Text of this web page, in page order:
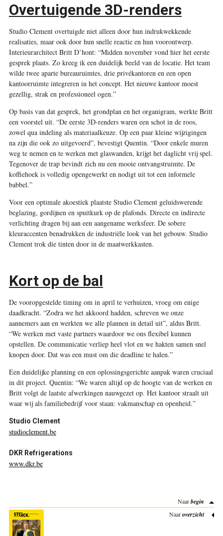
Overtuigende 3D-renders
Studio Clement overtuigde niet alleen door hun indrukwekkende
realisaties, maar ook door hun snelle reactie en hun voorontwerp.
Interieurarchitect Britt D’hont: “Midden november vond hier het eerste
gesprek plaats. Zo kreeg ik een duidelijk beeld van de locatie. Het team
wilde twee aparte bureauruimtes, drie privékantoren en een open
kantoorruimte integreren in het concept. Het nieuwe kantoor moest
gezellig, strak en professioneel ogen.”
Op basis van dat gesprek, het grondplan en het organigram, werkte Britt
een voorstel uit. “De eerste 3D-renders waren een schot in de roos,
zowel qua indeling als materiaalkeuze. Op een paar kleine wijzigingen
na zijn die ook zo uitgevoerd”, bevestigt Quentin. “Door enkele muren
weg te nemen en te werken met glaswanden, krijgt het daglicht vrij spel.
Tegenover de trap bevindt zich nu een mooie ontvangstruimte. De
koffiehoek is volledig opengewerkt en nodigt uit tot een informele
babbel.”
Voor een optimale akoestiek plaatste Studio Clement geluidswerende
beglazing, gordijnen en spuitkurk op de plafonds. Directe en indirecte
verlichting dragen bij aan een aangename werksfeer. De sobere
kleuraccenten benadrukken de industriële look van het gebouw. Studio
Clement trok die tinten door in de maatwerkkasten.
Kort op de bal
De vooropgestelde timing om in april te verhuizen, vroeg om enige
daadkracht. “Zodra we het akkoord hadden, schreven we onze
aannemers aan en werkten we alle plannen in detail uit”, aldus Britt.
“We werken met vaste partners waardoor we ons flexibel kunnen
opstellen. De communicatie verliep heel vlot en we hakten samen snel
knopen door. Dat was een must om die deadline te halen.”
Een duidelijke planning en een oplossingsgerichte aanpak waren cruciaal
in dit project. Quentin: “We waren altijd op de hoogte van de werken en
Britt volgt de laatste afwerkingen nauwgezet op. Het kantoor straalt uit
waar wij als familiebedrijf voor staan: vakmanschap en openheid.”
Studio Clement
studioclement.be
DKR Refrigerations
www.dkr.be
Naarbegin
Naaroverzicht